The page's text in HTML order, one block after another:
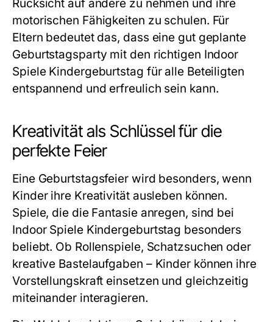
Rücksicht auf andere zu nehmen und ihre
motorischen Fähigkeiten zu schulen. Für
Eltern bedeutet das, dass eine gut geplante
Geburtstagsparty mit den richtigen Indoor
Spiele Kindergeburtstag für alle Beteiligten
entspannend und erfreulich sein kann.
Kreativität als Schlüssel für die
perfekte Feier
Eine Geburtstagsfeier wird besonders, wenn
Kinder ihre Kreativität ausleben können.
Spiele, die die Fantasie anregen, sind bei
Indoor Spiele Kindergeburtstag besonders
beliebt. Ob Rollenspiele, Schatzsuchen oder
kreative Bastelaufgaben – Kinder können ihre
Vorstellungskraft einsetzen und gleichzeitig
miteinander interagieren.